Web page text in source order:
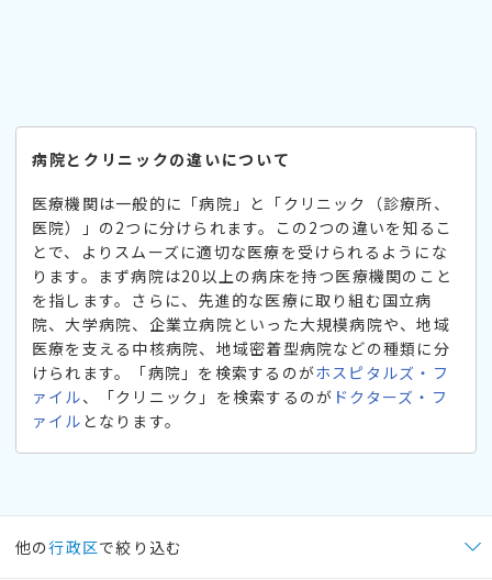
病院とクリニックの違いについて
医療機関は一般的に「病院」と「クリニック（診療所、
医院）」の2つに分けられます。この2つの違いを知るこ
とで、よりスムーズに適切な医療を受けられるようにな
ります。まず病院は20以上の病床を持つ医療機関のこと
を指します。さらに、先進的な医療に取り組む国立病
院、大学病院、企業立病院といった大規模病院や、地域
医療を支える中核病院、地域密着型病院などの種類に分
けられます。「病院」を検索するのがホスピタルズ・フ
ァイル、「クリニック」を検索するのが ドクターズ・フ
ァイル となります。
他の行政区で絞り込む